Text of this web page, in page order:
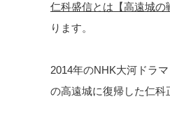
仁科盛信とは【高遠城
ります。
2014年のNHK大河ドラ
の高遠城に復帰した仁科